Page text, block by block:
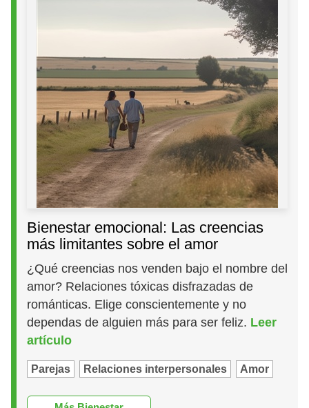
Bienestar emocional: Las creencias
más limitantes sobre el amor
¿Qué creencias nos venden bajo el nombre del
amor? Relaciones tóxicas disfrazadas de
románticas. Elige conscientemente y no
dependas de alguien más para ser feliz. Leer
artículo
Parejas Relaciones interpersonales Amor